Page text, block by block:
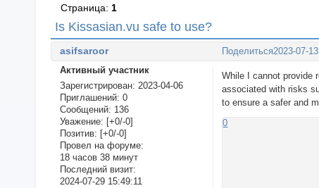
Is Kissasian.vu safe to use?
Страница: 1
Поделиться2023-07-
asifsaroor
Активный участник
Зарегистрирован: 2023-04-06
Приглашений: 0
Сообщений: 136
Уважение: [+0/-0]
Позитив: [+0/-0]
Провел на форуме:
18 часов 38 минут
Последний визит:
2024-07-29 15:49:11
While I cannot provide
associated with risks
to ensure a safer and
0